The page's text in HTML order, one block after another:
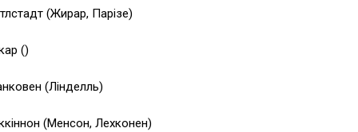
(Жирар, Парізе)
()
(Лінделль)
(Менсон, Лехконен)